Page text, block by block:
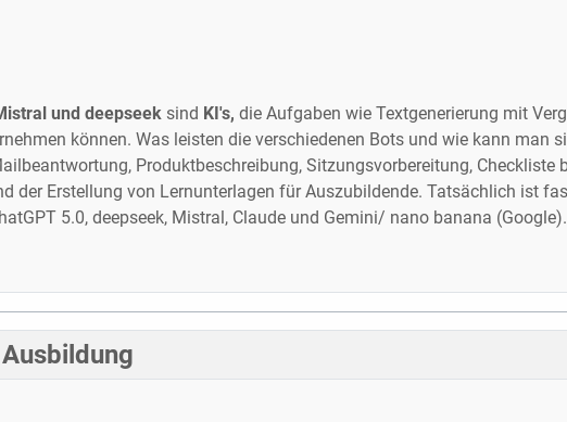
und deepseek sind KI's, die Aufgaben wie Textgenerierung mit
können. Was leisten die verschiedenen Bots und wie kann man
Produkt­beschreibung, Sitzungs­vorbereitung,
der Erstellung von Lern­unterlagen für Auszu­bildende. Tatsächlich ist
5.0, deepseek, Mistral, Claude und Gemini/ nano banana